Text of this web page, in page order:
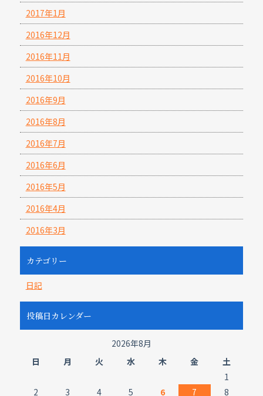
2017年1月
2016年12月
2016年11月
2016年10月
2016年9月
2016年8月
2016年7月
2016年6月
2016年5月
2016年4月
2016年3月
カテゴリー
日記
投稿日カレンダー
2026年8月
日
月 火 水 木 金
土
1
2
3 4 5 6 7 8